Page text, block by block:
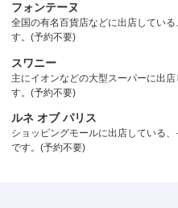
フォンテーヌ
全国の有名百貨店などに出店してい
す。(予約不要)
スワニー
主にイオンなどの大型スーパーに出
す。(予約不要)
ルネ オブ パリス
ショッピングモールに出店している
です。(予約不要)